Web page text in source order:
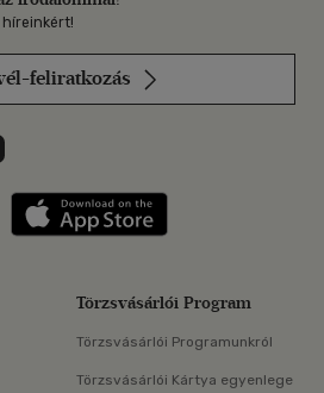
feliratkozás
on
Instagramon
Libri a LinkedInen
applikáció Szerezd meg: Google
Törzsvásárlói Program
Törzsvásárlói Programunkról
Törzsvásárlói Kártya egyenlege